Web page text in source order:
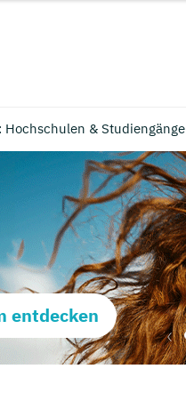
& Studiengänge
entdecken